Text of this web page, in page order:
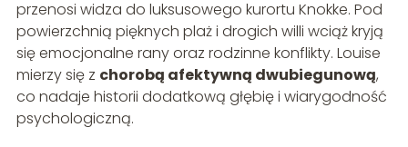
przenosi widza do luksusowego kurortu Knokke. Pod
powierzchnią pięknych plaż i drogich willi wciąż kryją
się emocjonalne rany oraz rodzinne konflikty. Louise
mierzy się z chorobą afektywną dwubiegunową,
co nadaje historii dodatkową głębię i wiarygodność
psychologiczną.